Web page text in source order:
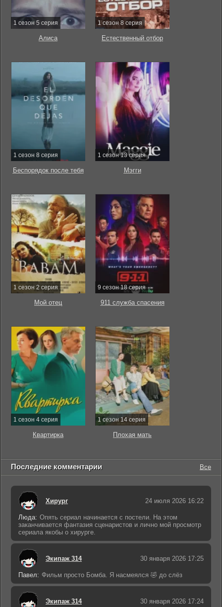
1 сезон 5 серия
Алиса
1 сезон 8 серия
Естественный отбор
1 сезон 8 серия
Беспорядок после тебя
1 сезон 13 серия
Мэгги
1 сезон 2 серия
Мой отец
9 сезон 18 серия
911 служба спасения
1 сезон 4 серия
Квартирка
1 сезон 14 серия
Плохая мать
Последние комментарии Все
Хирург 24 июля 2026 16:22
Люда: Опять сериал начинается с постели. На этом
заканчивается фантазия сценаристов и лично мой просмотр
сериала якобы о хирурге.
Экипаж 314 30 января 2026 17:25
Павел: Фильм просто Бомба. Я насмеялся 🤣 до слёз
Экипаж 314 30 января 2026 17:24